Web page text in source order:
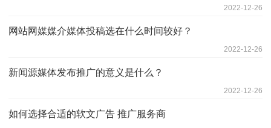
2022-12-26
网站网媒媒介媒体投稿选在什么时间较好？
2022-12-26
新闻源媒体发布推广的意义是什么？
2022-12-26
如何选择合适的软文广告 推广服务商